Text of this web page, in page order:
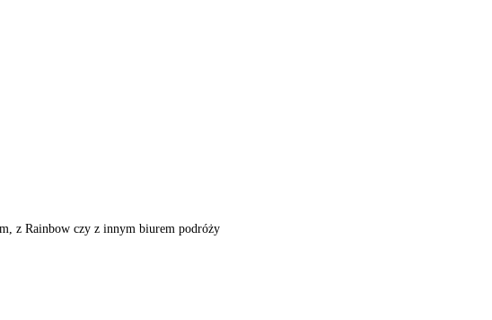
z Rainbow czy z innym biurem podróży